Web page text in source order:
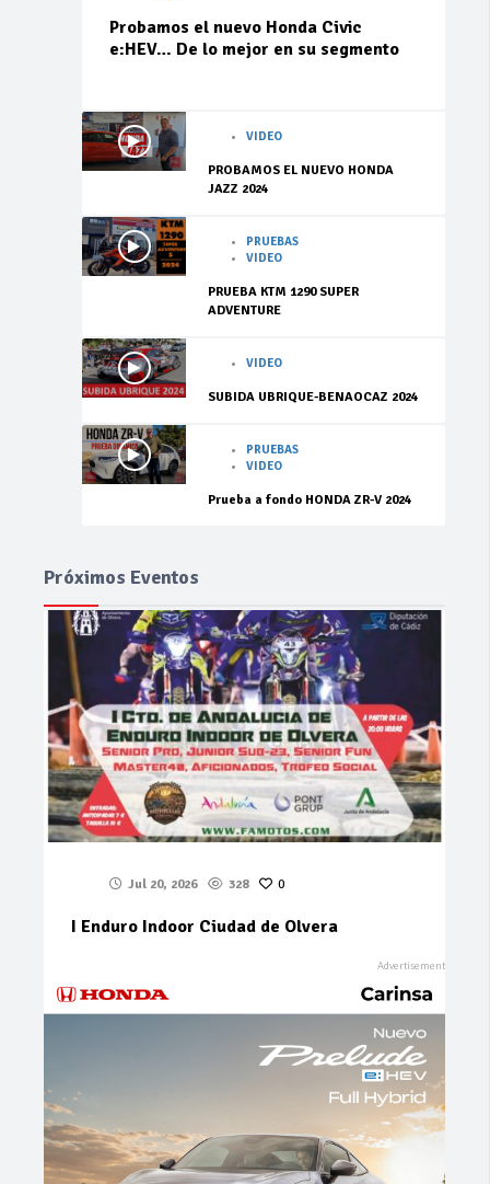
Probamos el nuevo Honda Civic
e:HEV… De lo mejor en su segmento
VIDEO
PROBAMOS EL NUEVO HONDA
JAZZ 2024
PRUEBAS
VIDEO
PRUEBA KTM 1290 SUPER
ADVENTURE
VIDEO
SUBIDA UBRIQUE-BENAOCAZ 2024
PRUEBAS
VIDEO
Prueba a fondo HONDA ZR-V 2024
Próximos Eventos
Jul 20, 2026 328 0
I Enduro Indoor Ciudad de Olvera